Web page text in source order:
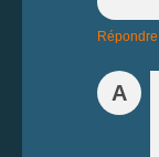
Répondre
A